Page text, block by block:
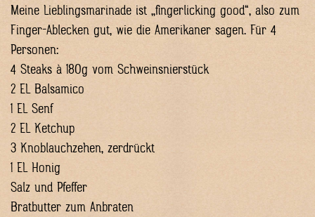
Meine Lieblingsmarinade ist „fingerlicking good“, also zum
Finger-Ablecken gut, wie die Amerikaner sagen. Für 4
Personen:
4 Steaks à 180g vom Schweinsnierstück
2 EL Balsamico
1 EL Senf
2 EL Ketchup
3 Knoblauchzehen, zerdrückt
1 EL Honig
Salz und Pfeffer
Bratbutter zum Anbraten